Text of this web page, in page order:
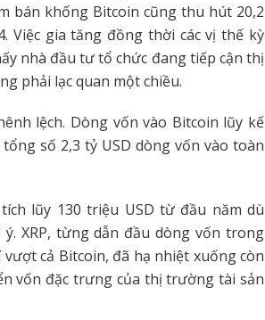
bán khống Bitcoin cũng thu hút 20,2
Việc gia tăng đồng thời các vị thế kỳ
nhà đầu tư tổ chức đang tiếp cận thị
phải lạc quan một chiều.
lệch. Dòng vốn vào Bitcoin lũy kế
số 2,3 tỷ USD dòng vốn vào toàn
lũy 130 triệu USD từ đầu năm dù
XRP, từng dẫn đầu dòng vốn trong
cả Bitcoin, đã hạ nhiệt xuống còn
vốn đặc trưng của thị trường tài sản